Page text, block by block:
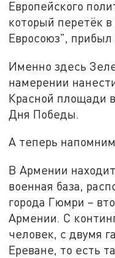
Европейского
который перетёк
Евросоюз",
Именно здесь
намерении
Красной площади
Дня Победы.
А теперь
В Армении
военная база,
города Гюмри –
Армении. С
человек, с двумя
Ереване, то есть